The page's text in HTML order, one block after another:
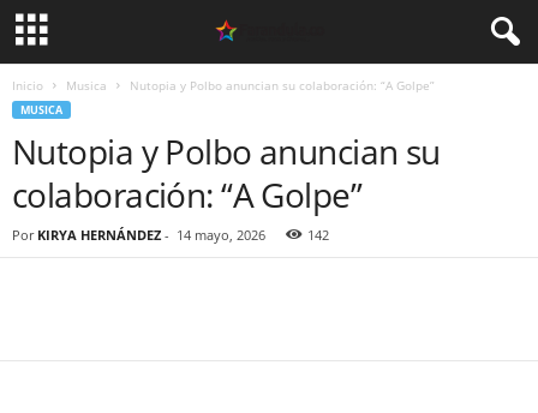
Inicio Musica Nutopia y Polbo anuncian su colaboración: “A Golpe”
MUSICA
Nutopia y Polbo anuncian su
colaboración: “A Golpe”
Por KIRYA HERNÁNDEZ- 14 mayo, 2026 142